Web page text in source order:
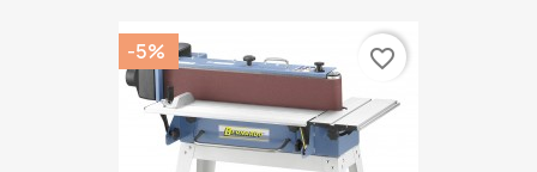
-5% favorite_border